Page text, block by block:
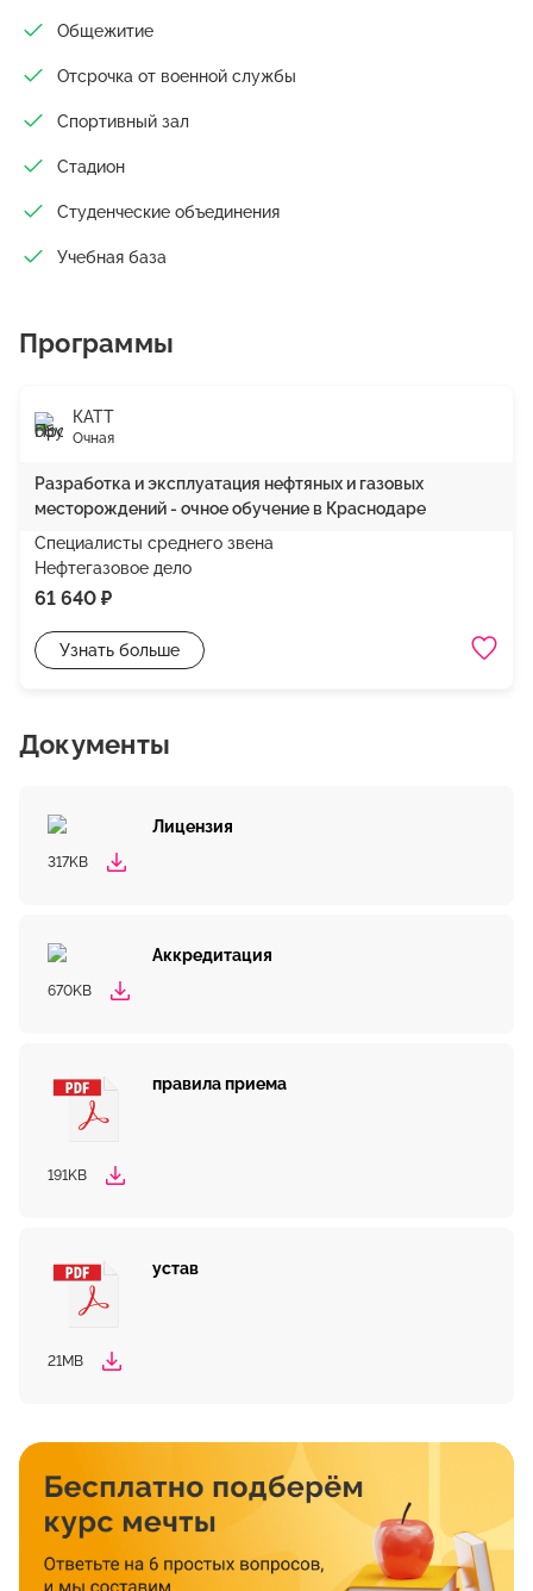
Общежитие
Отсрочка от военной службы
Спортивный зал
Стадион
Студенческие объединения
Учебная база
Программы
КАТТ
Очная
Разработка и эксплуатация нефтяных и газовых
месторождений - очное обучение в Краснодаре
Специалисты среднего звена
Нефтегазовое дело
61 640 ₽
Узнать больше
Документы
Лицензия
317KB
Аккредитация
670KB
правила приема
191KB
устав
21MB